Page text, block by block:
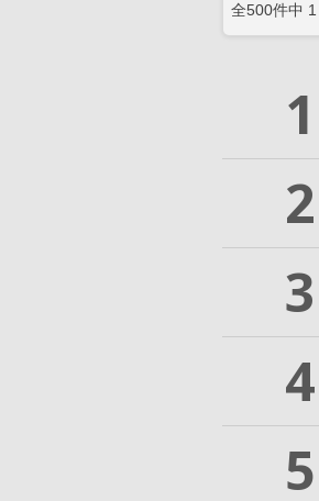
全500件中 1
1
2
3
4
5